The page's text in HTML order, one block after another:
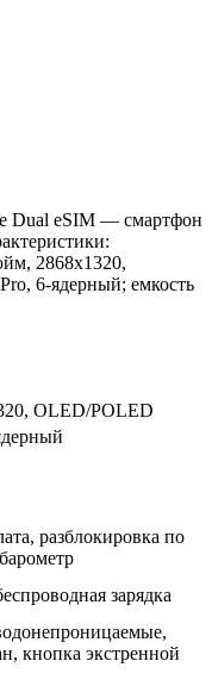
Dual eSIM — смартфон
2868x1320,
6-ядерный; емкость
OLED/POLED
разблокировка по
зарядка
кнопка экстренной